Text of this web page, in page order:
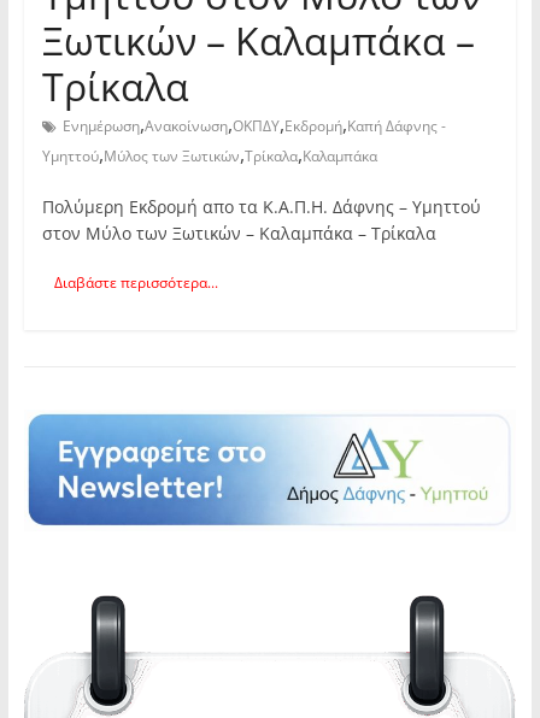
Ξωτικών – Καλαμπάκα –
Τρίκαλα
Ενημέρωση,Ανακοίνωση,ΟΚΠΔΥ,Εκδρομή,Καπή Δάφνης -
Υμηττού,Μύλος των Ξωτικών,Τρίκαλα,Καλαμπάκα
Πολύμερη Εκδρομή απο τα Κ.Α.Π.Η. Δάφνης – Υμηττού
στον Μύλο των Ξωτικών – Καλαμπάκα – Τρίκαλα
Διαβάστε περισσότερα...